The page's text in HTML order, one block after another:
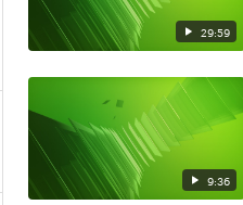
29:59
9:36